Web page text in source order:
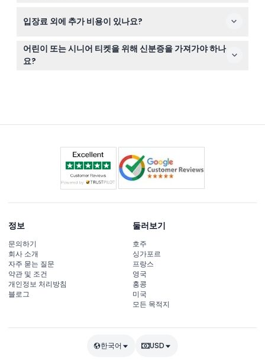
리발은 가져오지 마십시오. 자외선 차단제, 수건, 물 신발 등
입장료 외에 추가 비용이 있나요?
네, 튜브 대여 및 사물함 대여 같은 일부 놀이기구 및 활동
은 별도의 비용이 들며, 입장권에 포함되어 있지 않습니다.
어린이 또는 시니어 티켓을 위해 신분증을 가져가야 하나
요?
정보
문의하기
회사 소개
자주 묻는 질문
약관 및 조건
개인정보 처리방침
블로그
둘러보기
호주
싱가포르
프랑스
영국
홍콩
미국
모든 목적지
한국어 USD